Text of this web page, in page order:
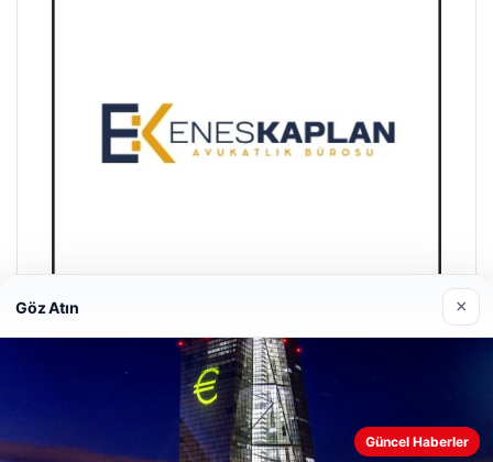
Enes Kaplan Avukatlık Bürosu
Web sitemizi nasıl kullandığınızı daha iyi anlayabilmek,
Göz Atın ×
Güncel Haberler